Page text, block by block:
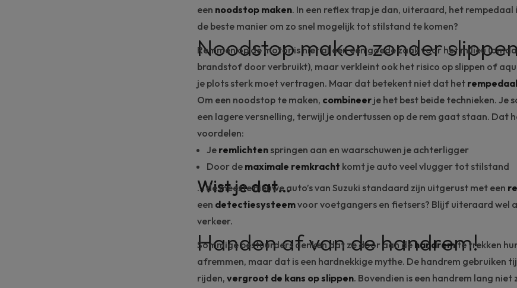
een noodstop maken. In een reflex trap je dan, uiteraard, het rempedaal
de beste manier om zo snel mogelijk tot stilstand te komen?
Noodstop maken zonder
Remmen op de motoris niet alleen een goede zaak voor het milieu
brandstof door verbruikt), maar verkleint ook het risico op slippen of
je plots sterk moet vertragen. Maar dat betekent niet dat het rempedaal
Om een noodstop te maken, combineer je het best beide technieken. Je
een lagere versnelling, terwijl je ondertussen op de rem gaat staan. Dat
voordelen:
Je remlichten springen aan en waarschuwen je achterligger
Door de maximale remkracht komt je auto veel vlugger tot stilstand
Wist je dat…
… de meestenieuwe auto’s van Suzuki standaard zijn uitgerust met een
een detectiesysteemvoor voetgangers en fietsers? Blijf uiteraard wel
verkeer.
Handen af van de handrem!
Sommige bestuurders denken dat ze door aan dehandremte trekken
afremmen, maar dat is een hardnekkige mythe. De handrem gebruiken
rijden, vergroot de kans op slippen. Bovendien is een handrem lang niet